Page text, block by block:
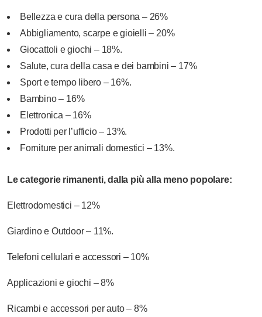
Bellezza e cura della persona – 26%
Abbigliamento, scarpe e gioielli – 20%
Giocattoli e giochi – 18%.
Salute, cura della casa e dei bambini – 17%
Sport e tempo libero – 16%.
Bambino – 16%
Elettronica – 16%
Prodotti per l’ufficio – 13%.
Forniture per animali domestici – 13%.
Le categorie rimanenti, dalla più alla meno popolare:
Elettrodomestici – 12%
Giardino e Outdoor – 11%.
Telefoni cellulari e accessori – 10%
Applicazioni e giochi – 8%
Ricambi e accessori per auto – 8%